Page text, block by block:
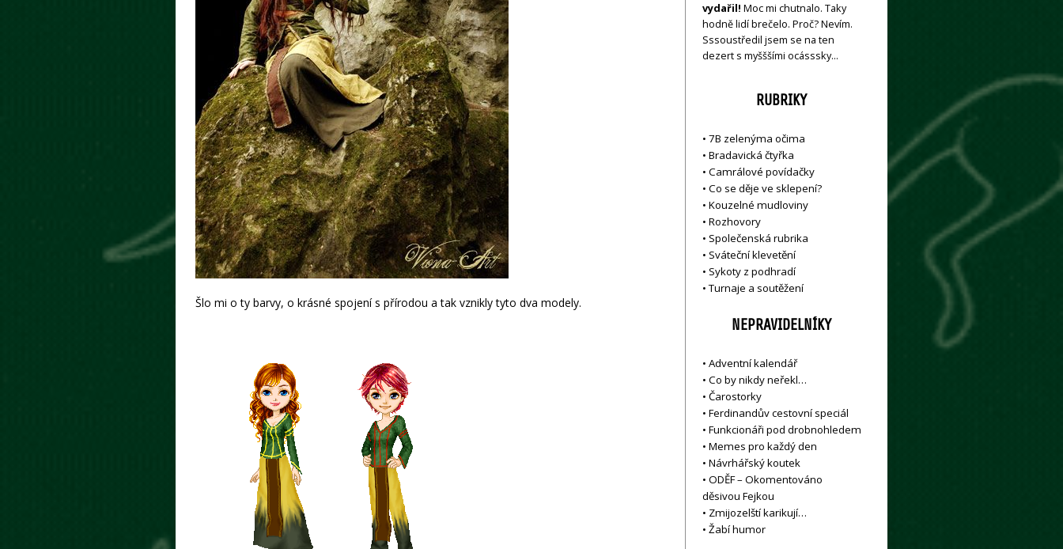
Šlo mi o ty barvy, o krásné spojení s přírodou a tak vznikly tyto dva modely.
vydařil! Moc mi chutnalo. Taky
hodně lidí brečelo. Proč? Nevím.
Sssoustředil jsem se na ten
dezert s myšššími ocásssky…
RUBRIKY
• 7B zelenýma očima
• Bradavická čtyřka
• Camrálové povídačky
• Co se děje ve sklepení?
• Kouzelné mudloviny
• Rozhovory
• Společenská rubrika
• Sváteční klevetění
• Sykoty z podhradí
•Turnaje a soutěžení
NEPRAVIDELNÍKY
• Adventní kalendář
• Co by nikdy neřekl…
• Čarostorky
• Ferdinandův cestovní speciál
• Funkcionáři pod drobnohledem
• Memes pro každý den
• Návrhářský koutek
• ODĚF – Okomentováno
děsivou Fejkou
• Zmijozelští karikují…
• Žabí humor